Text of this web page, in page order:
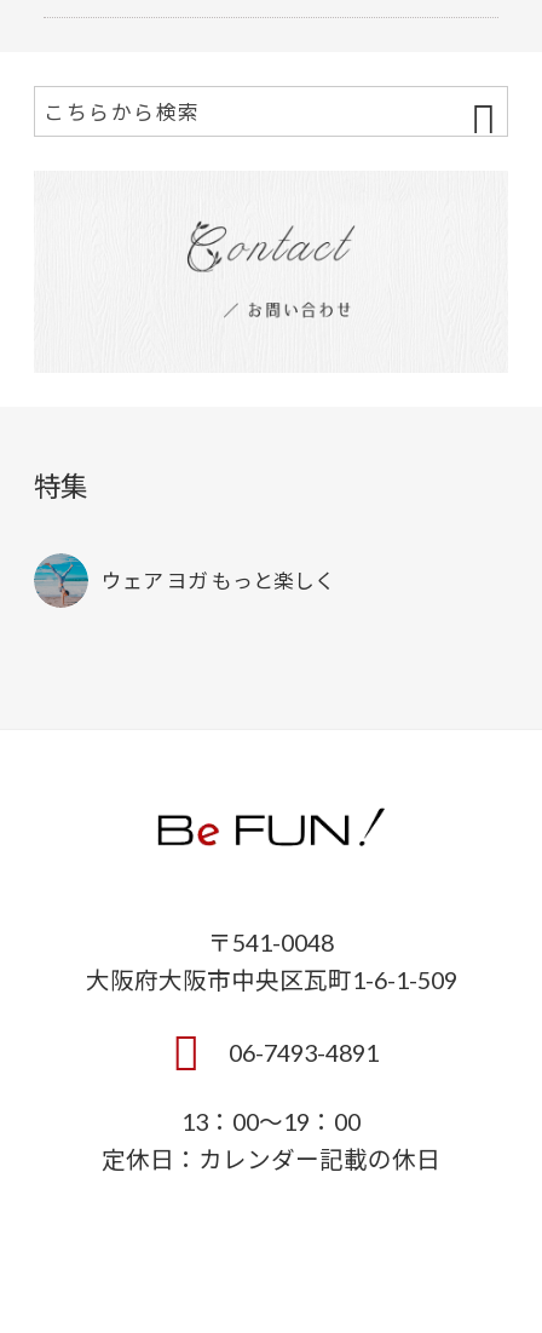
特集
ウェア ヨガ もっと楽しく
〒541-0048
大阪府大阪市中央区瓦町1-6-1-509
06-7493-4891
13：00～19：00
定休日：カレンダー記載の休日